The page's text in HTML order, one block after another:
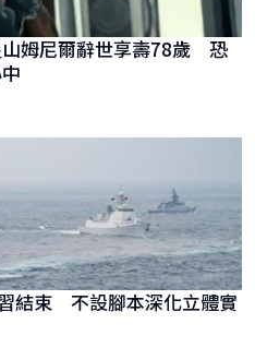
山姆尼爾辭世享壽78歲 恐
結束 不設腳本深化立體實